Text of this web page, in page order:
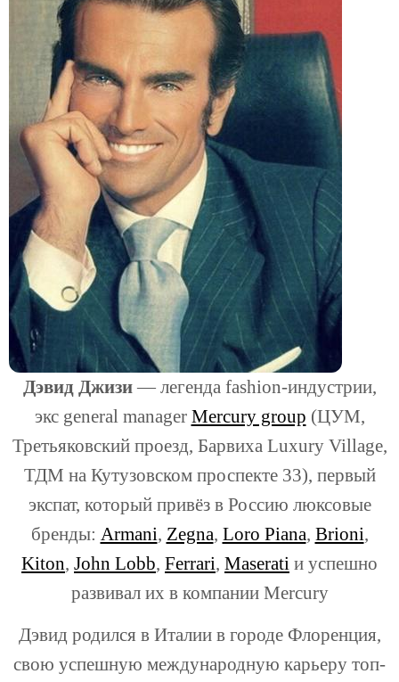
Дэвид Джизи— легенда fashion-индустрии,
экс general manager Mercury group (ЦУМ,
Третьяковский проезд, Барвиха Luxury Village,
ТДМ на Кутузовском проспекте 33), первый
экспат, который привёз в Россию люксовые
бренды: Armani, Zegna, Loro Piana, Brioni,
Kiton, John Lobb, Ferrari, Maserati и успешно
развивал их в компании Mercury
Дэвид родился в Италии в городе Флоренция,
свою успешную международную карьеру топ-